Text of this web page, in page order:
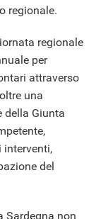
regionale.
regionale
per
attraverso
una
della Giunta
interventi,
del
Sardegna non